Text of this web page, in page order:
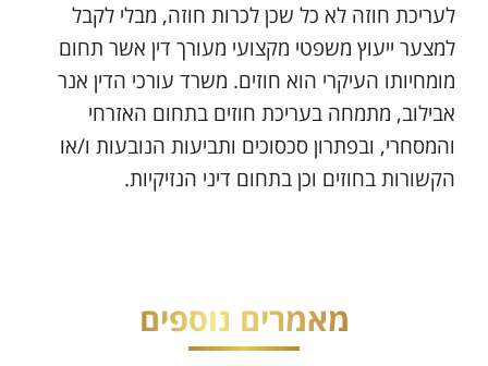
לעריכת חוזה לא כל שכן לכרות חוזה, מבלי לקבל
למצער ייעוץ משפטי מקצועי מעורך דין אשר תחום
מומחיותו העיקרי הוא חוזים. משרד עורכי הדין אנר
אבילוב, מתמחה בעריכת חוזים בתחום האזרחי
והמסחרי, ובפתרון סכסוכים ותביעות הנובעות ו/או
הקשורות בחוזים וכן בתחום דיני הנזיקיות.
מאמרים נוספים